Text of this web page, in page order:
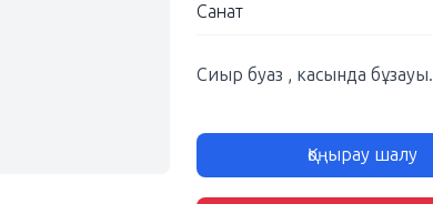
Санат
Сиыр буаз , касында бұзауы.
Қоңырау шалу